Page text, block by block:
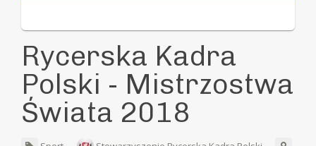
Rycerska Kadra
Polski - Mistrzostwa
Świata 2018